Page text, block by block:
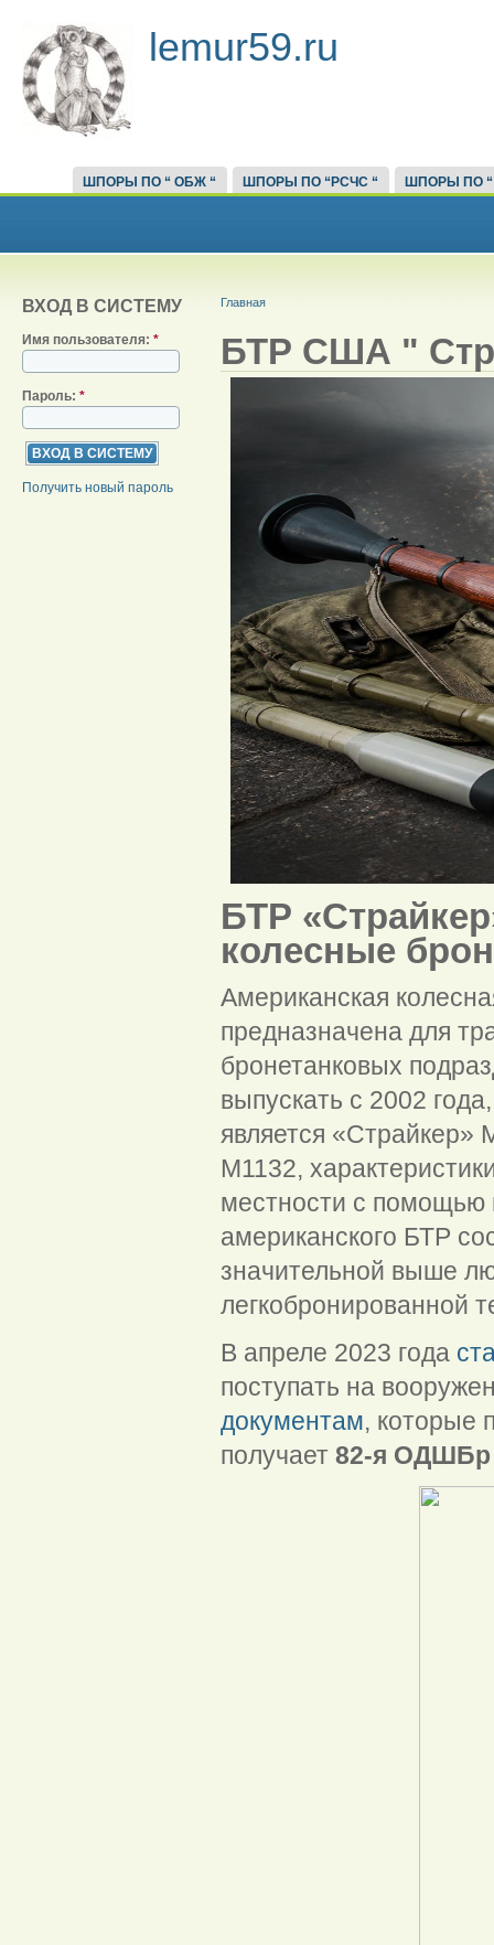
lemur59.ru
ШПОРЫ ПО “ ОБЖ “ ШПОРЫ ПО “РСЧС “ ШПОРЫ ПО “
ВХОД В СИСТЕМУ
Имя пользователя: *
Пароль: *
Получить новый пароль
Главная
БТР США "
БТР
колесные
Американская
предназначена для
бронетанковых
выпускать с 2002
является
M1132,
местности с помощью
американского БТР
значительной выше
легкобронированной
В апреле 2023 года
поступать на
документам, которые
получает 82-я